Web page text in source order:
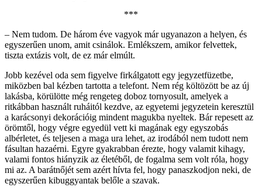
***
– Nem tudom. De három éve vagyok már ugyanazon a helyen, és
egyszerűen unom, amit csinálok. Emlékszem, amikor felvettek,
tiszta extázis volt, de ez már elmúlt.
Jobb kezével oda sem figyelve firkálgatott egy jegyzetfüzetbe,
miközben bal kézben tartotta a telefont. Nem rég költözött be az új
lakásba, körülötte még rengeteg doboz tornyosult, amelyek a
ritkábban használt ruháitól kezdve, az egyetemi jegyzetein keresztül
a karácsonyi dekorációig mindent magukba nyeltek. Bár repesett az
örömtől, hogy végre egyedül vett ki magának egy egyszobás
albérletet, és teljesen a maga ura lehet, az irodából nem tudott nem
fásultan hazaérni. Egyre gyakrabban érezte, hogy valamit kihagy,
valami fontos hiányzik az életéből, de fogalma sem volt róla, hogy
mi az. A barátnőjét sem azért hívta fel, hogy panaszkodjon neki, de
egyszerűen kibuggyantak belőle a szavak.